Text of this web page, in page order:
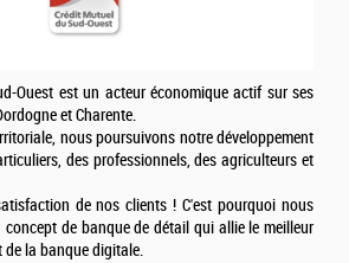
Ouest est un acteur économique actif sur ses
et Charente.
nous poursuivons notre développement
des professionnels, des agriculteurs et
de nos clients ! C'est pourquoi nous
de banque de détail qui allie le meilleur
de la banque digitale.